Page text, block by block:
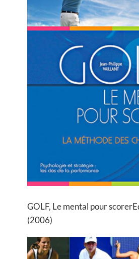
GOLF, Le mental pour scorer
(2006)